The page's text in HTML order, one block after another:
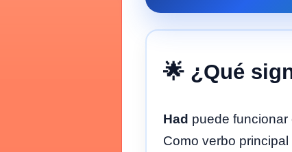
🌟 ¿Qué
Had puede funcionar
Como verbo principal